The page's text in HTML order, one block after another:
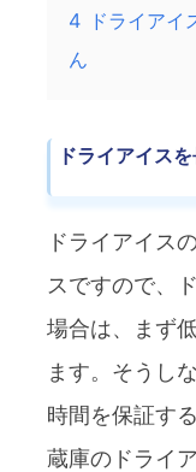
4 ドライアイ
ん
ドライアイス
ドライアイス
スですので、
場合は、まず
ます。そうし
時間を保証す
蔵庫のドライ